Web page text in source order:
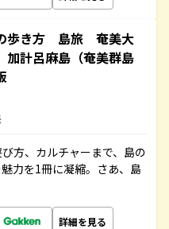
歩き方 島旅 奄美大
計呂麻島（奄美群島
方、カルチャーまで、島の
力を1冊に凝縮。さあ、島
詳細を見る